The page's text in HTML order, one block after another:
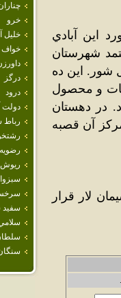
خرو
خليل
خواف
درگز
درود
دولت
رضويه
ريوش
فرهنگ جغرافيايي ايران جلد 9 در مورد اين آبادي
شهرستان
گزي جنوب کال شور. اين ده
آب آن از قنات و محصول
در دهستان
آن قصبه
لار قرار